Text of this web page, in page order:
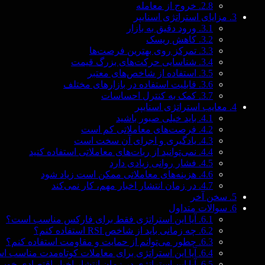
2.8. خروج از معامله
3. مزایای استراتژی اسنایپر
3.1. ورود دقیق به بازار
3.2. کاهش ریسک
3.3. تمرکز روی بهترین فرصت‌ها
3.4. شناسایی حرکت‌های بزرگ قیمت
3.5.
استفاده از شاخص‌های معتبر
3.6. قابلیت استفاده در بازارهای مختلف
3.7. کمک به کنترل احساسات
4. معایب استراتژی اسنایپر
4.1. باید خیلی صبور باشید
4.2. فرصت‌های معاملاتی کم است
4.3. یادگیری و اجرای آن سخت است
4.4. نمی‌توانید از ربات‌های معاملاتی استفاده کنید
4.5. فشار روانی زیادی دارد
4.6. هزینه‌های معاملاتی ممکن است زیاد شود
4.7. در زمان انتشار اخبار مهم، کار نمی‌کند
5. سخن آخر
6. سوالات متداول
6.1.
آیا این استراتژی فقط برای فارکس مناسب است؟
6.2. چه زمانی باید از شاخص RSI استفاده کنم؟
6.3. چطور می‌توانم از حمایت و مقاومت استفاده کنم؟
6.4.
آیا این استراتژی برای معاملات کوتاه‌مدت مناسب